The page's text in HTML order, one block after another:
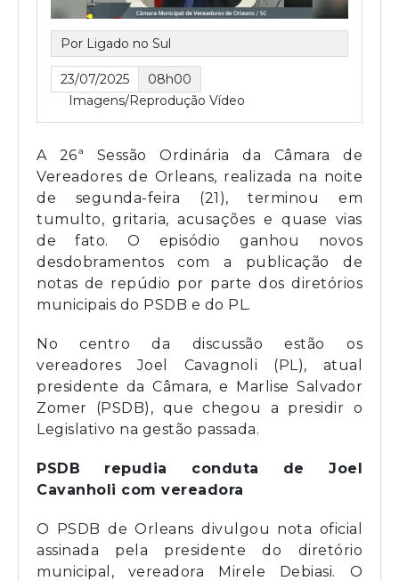
Por Ligado no Sul
23/07/2025
08h00
Imagens/Reprodução Vídeo
A 26ª Sessão Ordinária da Câmara de
Vereadores de Orleans, realizada na noite
de segunda-feira (21), terminou em
tumulto, gritaria, acusações e quase vias
de fato. O episódio ganhou novos
desdobramentos com a publicação de
notas de repúdio por parte dos diretórios
municipais do PSDB e do PL.
No centro da discussão estão os
vereadores Joel Cavagnoli (PL), atual
presidente da Câmara, e Marlise Salvador
Zomer (PSDB), que chegou a presidir o
Legislativo na gestão passada.
PSDB repudia conduta de Joel
Cavanholi com vereadora
O PSDB de Orleans divulgou nota oficial
assinada pela presidente do diretório
municipal, vereadora Mirele Debiasi. O